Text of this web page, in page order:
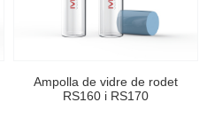
Ampolla de vidre de rodet
RS160 i RS170